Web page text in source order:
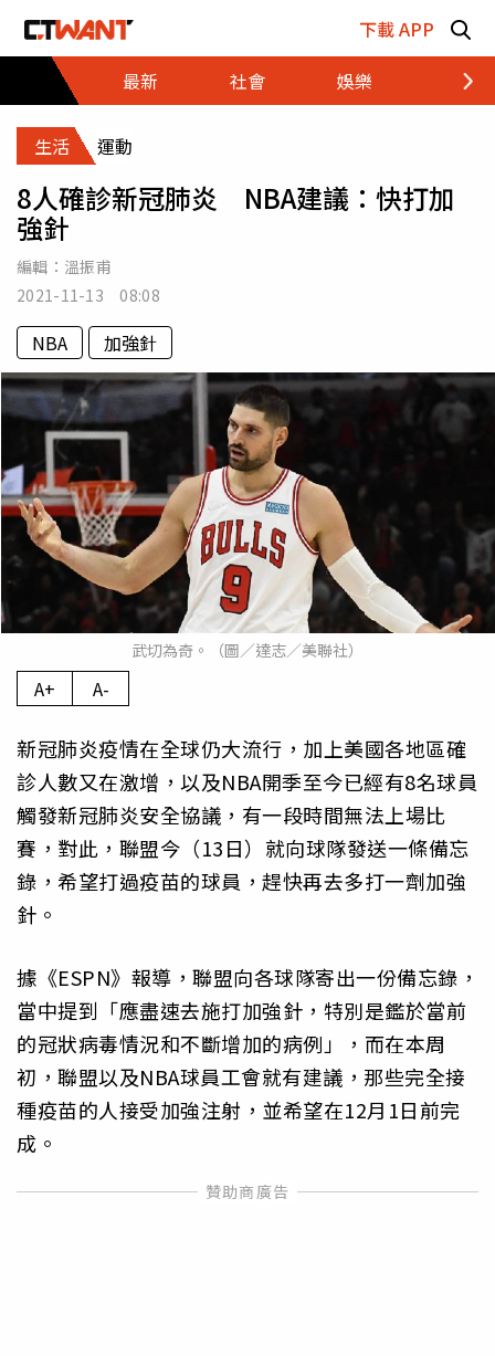
下載 APP
最新
社會 娛樂 財經
生活 運動
8人確診新冠肺炎 NBA建議：快打加
強針
編輯： 溫振甫
2021-11-13 08:08
NBA 加強針
武切為奇。（圖／達志／美聯社）
A+ A-
新冠肺炎疫情在全球仍大流行，加上美國各地區確
診人數又在激增，以及NBA開季至今已經有8名球員
觸發新冠肺炎安全協議，有一段時間無法上場比
賽，對此，聯盟今（13日）就向球隊發送一條備忘
錄，希望打過疫苗的球員，趕快再去多打一劑加強
針。
據《ESPN》報導，聯盟向各球隊寄出一份備忘錄，
當中提到「應盡速去施打加強針，特別是鑑於當前
的冠狀病毒情況和不斷增加的病例」，而在本周
初，聯盟以及NBA球員工會就有建議，那些完全接
種疫苗的人接受加強注射，並希望在12月1日前完
成。